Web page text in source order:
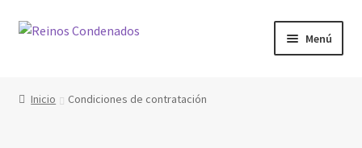
Ir
Ir
Menú
Inicio Condiciones de contratación